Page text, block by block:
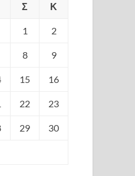
Σ Κ
1 2
8 9
15 16
22 23
29 30